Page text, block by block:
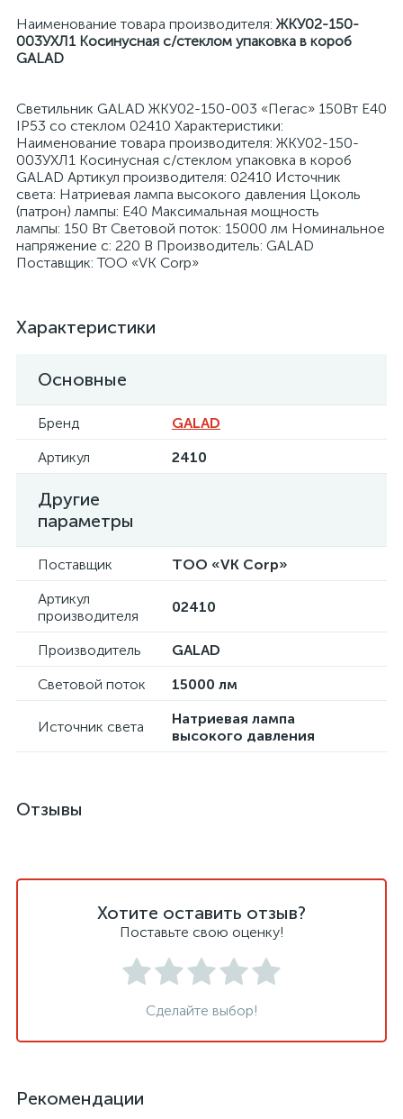
Наименование товара производителя: ЖКУ02-150-
003УХЛ1 Косинусная с/стеклом упаковка в короб
GALAD
Светильник GALAD ЖКУ02-150-003 «Пегас» 150Вт E40
IP53 со стеклом 02410 Характеристики:
Наименование товара производителя: ЖКУ02-150-
003УХЛ1 Косинусная с/стеклом упаковка в короб
GALAD Артикул производителя: 02410 Источник
света: Натриевая лампа высокого давления Цоколь
(патрон) лампы: E40 Максимальная мощность
лампы: 150 Вт Световой поток: 15000 лм Номинальное
напряжение с: 220 В Производитель: GALAD
Поставщик: ТОО «VK Corp»
Характеристики
Основные
Бренд
GALAD
Артикул
2410
Другие
параметры
Поставщик
ТОО «VK Corp»
Артикул
производителя
02410
Производитель
GALAD
Световой поток
15000 лм
Источник света
Натриевая лампа
высокого давления
Отзывы
Хотите оставить отзыв?
Поставьте свою оценку!
Сделайте выбор!
Рекомендации